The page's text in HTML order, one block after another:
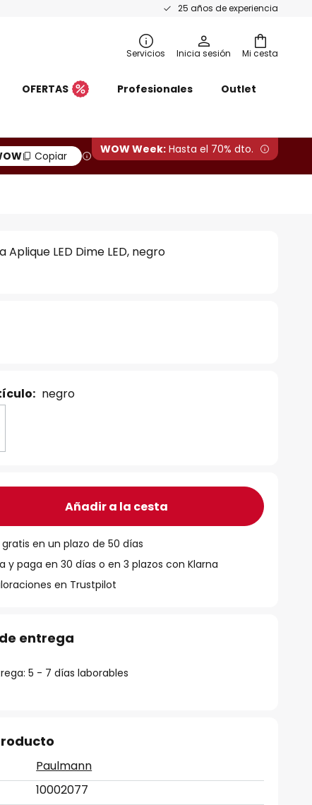
25 años de experiencia
Mi cesta
Servicios Inicia sesión
OFERTAS Profesionales Outlet
Copiar WOW Week: Hasta el 70% dto.
Aplique LED Dime LED, negro
negro
Añadir a la cesta
en un plazo de 50 días
y paga en 30 días o en 3 plazos con Klarna
en Trustpilot
entrega
5 - 7 días laborables
Paulmann
10002077